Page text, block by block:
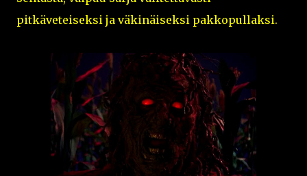
pitkäveteiseksi ja väkinäiseksi pakkopullaksi.